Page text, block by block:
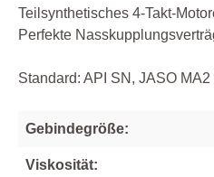
Teilsynthetisches 4-Takt-
Perfekte
Standard: API SN, JASO
Gebindegröße:
Viskosität: